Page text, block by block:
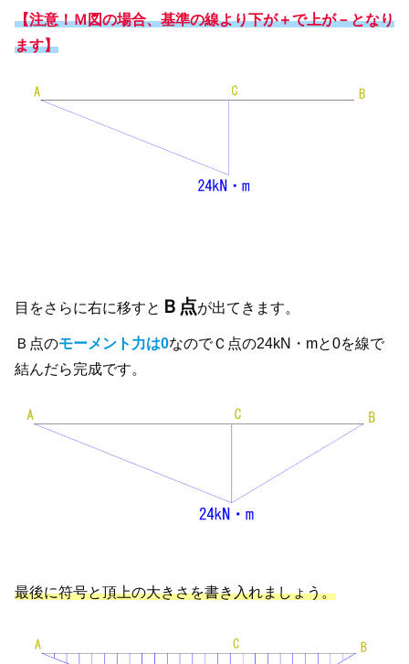
【注意！Ｍ図の場合、基準の線より下が＋で上が－となり
ます】
目をさらに右に移すと Ｂ点が出てきます。
Ｂ点のモーメント力は0なのでＣ点の24kN・mと0を線で
結んだら完成です。
最後に符号と頂上の大きさを書き入れましょう。